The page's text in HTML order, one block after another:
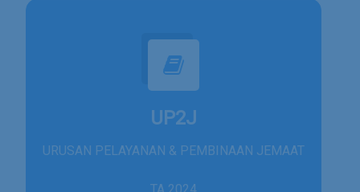
UP2J
URUSAN PELAYANAN & PEMBINAAN JEMAAT